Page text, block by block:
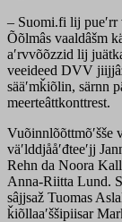
– Suomi.fi lij pueʹrr
Õõlmâs vaaldâšm
aʹrvvõõzzid lij
veeideed DVV
sääʹmǩiõlin, särnn
meerteâttkonttrest.
Vuõinnlõõttmõʹšše
väʹlddjååʹđteeʹjj
Rehn da Noora
Anna-Riitta Lund.
sâjjsaž Tuomas
ǩiõllaaʹššipiisar